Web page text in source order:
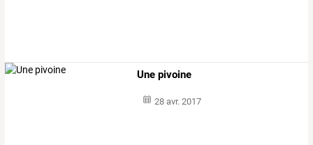
Une pivoine
28 avr. 2017